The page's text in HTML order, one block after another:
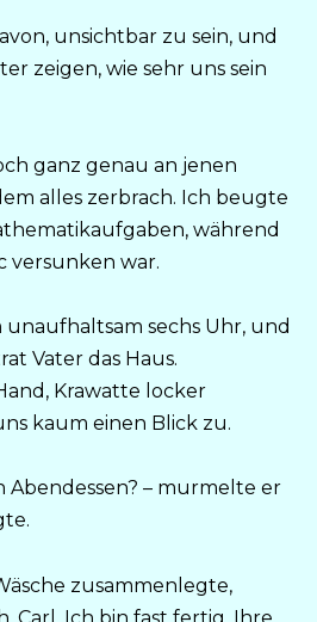
unsichtbar zu sein, und
zeigen, wie sehr uns sein
ganz genau an jenen
alles zerbrach. Ich beugte
während
versunken war.
unaufhaltsam sechs Uhr, und
Vater das Haus.
Krawatte locker
kaum einen Blick zu.
Abendessen? – murmelte er
zusammenlegte,
Carl. Ich bin fast fertig. Ihre